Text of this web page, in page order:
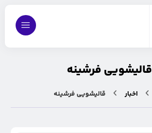
قالیشویی فرشينه
اخبار قالیشویی فرشينه